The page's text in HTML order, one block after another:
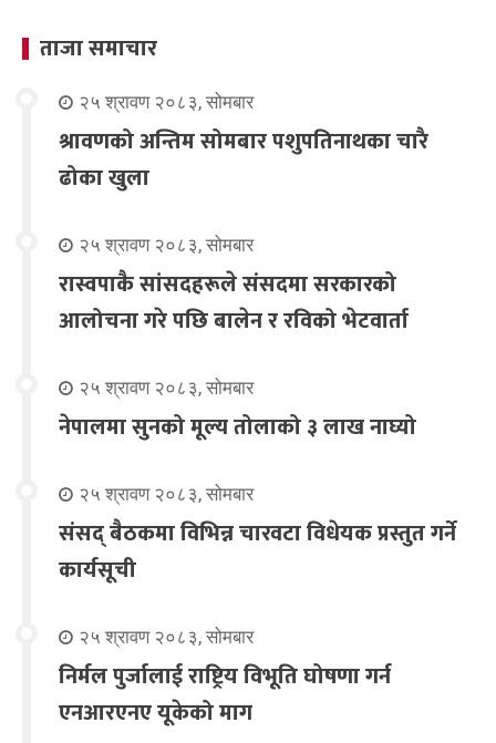
ताजा समाचार
२५ श्रावण २०८३, सोमबार
श्रावणको अन्तिम सोमबार पशुपतिनाथका चारै
ढोका खुला
२५ श्रावण २०८३, सोमबार
रास्वपाकै सांसदहरूले संसदमा सरकारको
आलोचना गरे पछि बालेन र रविको भेटवार्ता
२५ श्रावण २०८३, सोमबार
नेपालमा सुनको मूल्य तोलाको ३ लाख नाघ्यो
२५ श्रावण २०८३, सोमबार
संसद् बैठकमा विभिन्न चारवटा विधेयक प्रस्तुत गर्ने
कार्यसूची
२५ श्रावण २०८३, सोमबार
निर्मल पुर्जालाई राष्ट्रिय विभूति घोषणा गर्न
एनआरएनए यूकेको माग